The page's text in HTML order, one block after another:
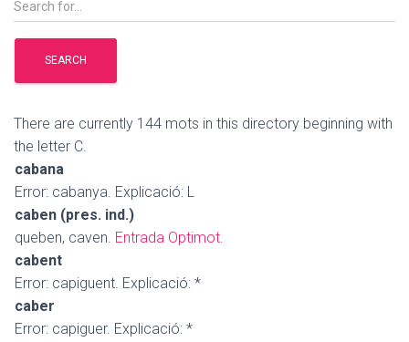
There are currently 144 mots in this directory beginning with
the letter C.
cabana
Error: cabanya. Explicació: L
caben (pres. ind.)
queben, caven. Entrada Optimot.
cabent
Error: capiguent. Explicació: *
caber
Error: capiguer. Explicació: *